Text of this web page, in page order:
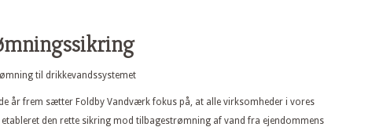
til drikkevandssystemet
år frem sætter Foldby Vandværk fokus på, at alle virksomheder i vores
den rette sikring mod tilbagestrømning af vand fra ejendommens